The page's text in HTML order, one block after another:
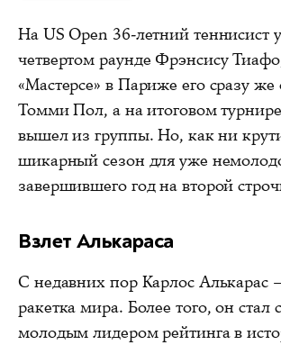
На US Open 36-летний теннисист
четвертом раунде Фрэнсису
«Мастерсе» в Париже его сразу же
Томми Пол, а на итоговом
вышел из группы. Но, как ни
шикарный сезон для уже
завершившего год на второй
Взлет Алькараса
С недавних пор Карлос Алькарас
ракетка мира. Более того, он стал
молодым лидером рейтинга в